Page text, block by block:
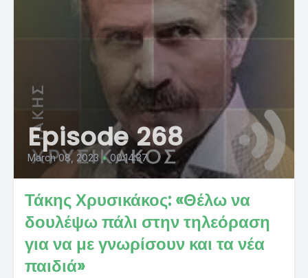
Episode 268
March 08, 2023 • 00:14:37
Τάκης Χρυσικάκος: «Θέλω να
δουλέψω πάλι στην τηλεόραση
για να με γνωρίσουν και τα νέα
παιδιά»